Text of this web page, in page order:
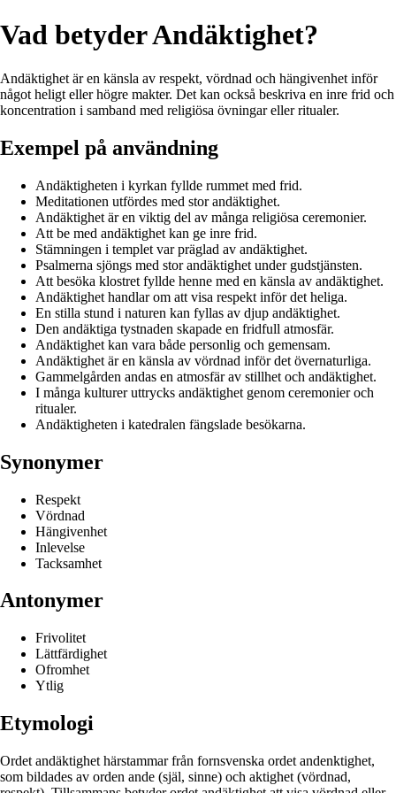
Vad betyder Andäktighet?
Andäktighet är en känsla av respekt, vördnad och hängivenhet inför
något heligt eller högre makter. Det kan också beskriva en inre frid och
koncentration i samband med religiösa övningar eller ritualer.
Exempel på användning
Andäktigheten i kyrkan fyllde rummet med frid.
Meditationen utfördes med stor andäktighet.
Andäktighet är en viktig del av många religiösa ceremonier.
Att be med andäktighet kan ge inre frid.
Stämningen i templet var präglad av andäktighet.
Psalmerna sjöngs med stor andäktighet under gudstjänsten.
Att besöka klostret fyllde henne med en känsla av andäktighet.
Andäktighet handlar om att visa respekt inför det heliga.
En stilla stund i naturen kan fyllas av djup andäktighet.
Den andäktiga tystnaden skapade en fridfull atmosfär.
Andäktighet kan vara både personlig och gemensam.
Andäktighet är en känsla av vördnad inför det övernaturliga.
Gammelgården andas en atmosfär av stillhet och andäktighet.
I många kulturer uttrycks andäktighet genom ceremonier och
ritualer.
Andäktigheten i katedralen fängslade besökarna.
Synonymer
Respekt
Vördnad
Hängivenhet
Inlevelse
Tacksamhet
Antonymer
Frivolitet
Lättfärdighet
Ofromhet
Ytlig
Etymologi
Ordet andäktighet härstammar från fornsvenska ordet andenktighet,
som bildades av orden ande (själ, sinne) och aktighet (vördnad,